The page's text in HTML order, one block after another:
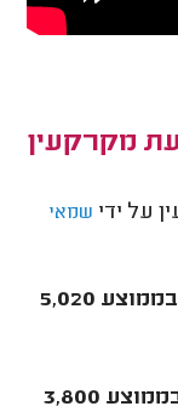
מקרקעין
על ידי שמאי
מחיר הערכת שווי מגרש עולה בממוצע 5,020
מחיר הערכת שווי חנות עולה בממוצע 3,800